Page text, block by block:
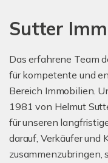
Sutter
Das erfahrene Team
für kompetente und
Bereich Immobilien.
1981 von Helmut
für unseren
darauf, Verkäufer und
zusammenzubringen,